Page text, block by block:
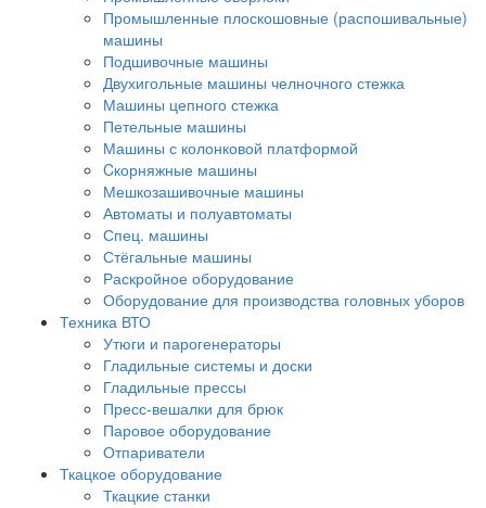
Промышленные плоскошовные (распошивальные)
машины
Подшивочные машины
Двухигольные машины челночного стежка
Машины цепного стежка
Петельные машины
Машины с колонковой платформой
Cкорняжные машины
Мешкозашивочные машины
Автоматы и полуавтоматы
Спец. машины
Стёгальные машины
Раскройное оборудование
Оборудование для производства головных уборов
Техника ВТО
Утюги и парогенераторы
Гладильные системы и доски
Гладильные прессы
Пресс-вешалки для брюк
Паровое оборудование
Отпариватели
Ткацкое оборудование
Ткацкие станки